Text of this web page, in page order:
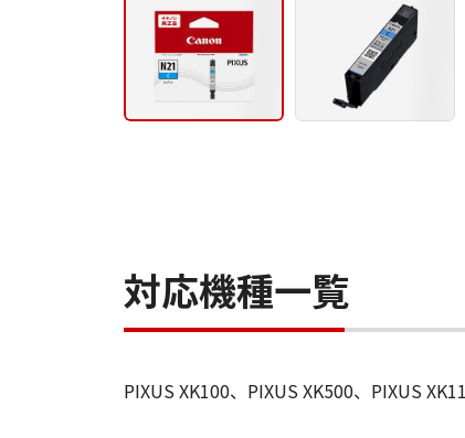
対応機種一覧
PIXUS XK100、PIXUS XK500、PIXUS